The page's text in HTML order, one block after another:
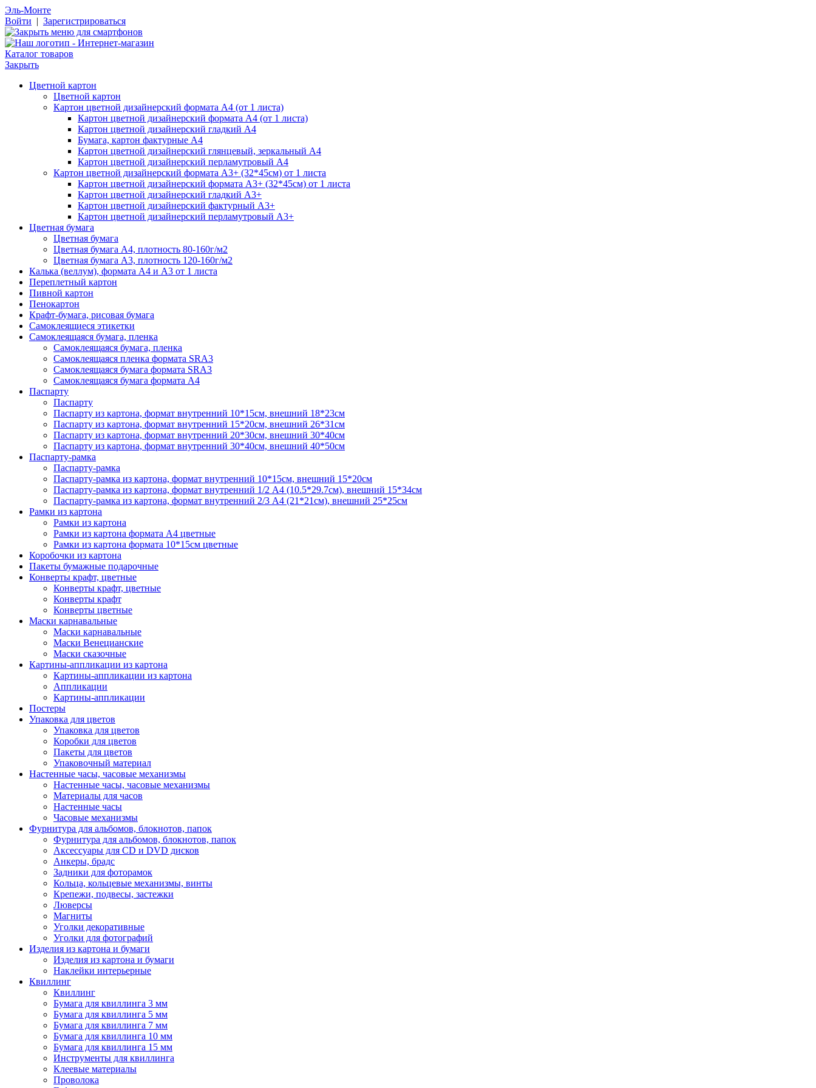
Эль-Монте
Войти | Зарегистрироваться
Каталог товаров
Закрыть
Цветной картон
Цветной картон
Картон цветной дизайнерский формата А4 (от 1 листа)
Картон цветной дизайнерский формата А4 (от 1 листа)
Картон цветной дизайнерский гладкий А4
Бумага, картон фактурные А4
Картон цветной дизайнерский глянцевый, зеркальный А4
Картон цветной дизайнерский перламутровый А4
Картон цветной дизайнерский формата А3+ (32*45см) от 1 листа
Картон цветной дизайнерский формата А3+ (32*45см) от 1 листа
Картон цветной дизайнерский гладкий А3+
Картон цветной дизайнерский фактурный А3+
Картон цветной дизайнерский перламутровый А3+
Цветная бумага
Цветная бумага
Цветная бумага А4, плотность 80-160г/м2
Цветная бумага А3, плотность 120-160г/м2
Калька (веллум), формата А4 и А3 от 1 листа
Переплетный картон
Пивной картон
Пенокартон
Крафт-бумага, рисовая бумага
Самоклеящиеся этикетки
Самоклеящаяся бумага, пленка
Самоклеящаяся бумага, пленка
Самоклеящаяся пленка формата SRА3
Самоклеящаяся бумага формата SRА3
Самоклеящаяся бумага формата А4
Паспарту
Паспарту
Паспарту из картона, формат внутренний 10*15см, внешний 18*23см
Паспарту из картона, формат внутренний 15*20см, внешний 26*31см
Паспарту из картона, формат внутренний 20*30см, внешний 30*40см
Паспарту из картона, формат внутренний 30*40см, внешний 40*50см
Паспарту-рамка
Паспарту-рамка
Паспарту-рамка из картона, формат внутренний 10*15см, внешний 15*20см
Паспарту-рамка из картона, формат внутренний 1/2 А4 (10.5*29.7см), внешний 15*34см
Паспарту-рамка из картона, формат внутренний 2/3 А4 (21*21см), внешний 25*25см
Рамки из картона
Рамки из картона
Рамки из картона формата А4 цветные
Рамки из картона формата 10*15см цветные
Коробочки из картона
Пакеты бумажные подарочные
Конверты крафт, цветные
Конверты крафт, цветные
Конверты крафт
Конверты цветные
Маски карнавальные
Маски карнавальные
Маски Венецианские
Маски сказочные
Картины-аппликации из картона
Картины-аппликации из картона
Аппликации
Картины-аппликации
Постеры
Упаковка для цветов
Упаковка для цветов
Коробки для цветов
Пакеты для цветов
Упаковочный материал
Настенные часы, часовые механизмы
Настенные часы, часовые механизмы
Материалы для часов
Настенные часы
Часовые механизмы
Фурнитура для альбомов, блокнотов, папок
Фурнитура для альбомов, блокнотов, папок
Аксессуары для CD и DVD дисков
Анкеры, брадс
Задники для фоторамок
Кольца, кольцевые механизмы, винты
Крепежи, подвесы, застежки
Люверсы
Магниты
Уголки декоративные
Уголки для фотографий
Изделия из картона и бумаги
Изделия из картона и бумаги
Наклейки интерьерные
Квиллинг
Квиллинг
Бумага для квиллинга 3 мм
Бумага для квиллинга 5 мм
Бумага для квиллинга 7 мм
Бумага для квиллинга 10 мм
Бумага для квиллинга 15 мм
Инструменты для квиллинга
Клеевые материалы
Проволока